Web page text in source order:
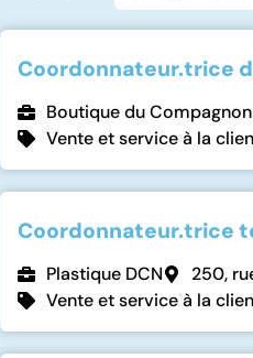
Coordonnateur.trice
Boutique du Compagnon
Vente et service à la
Coordonnateur.trice
Plastique DCN
250,
Vente et service à la